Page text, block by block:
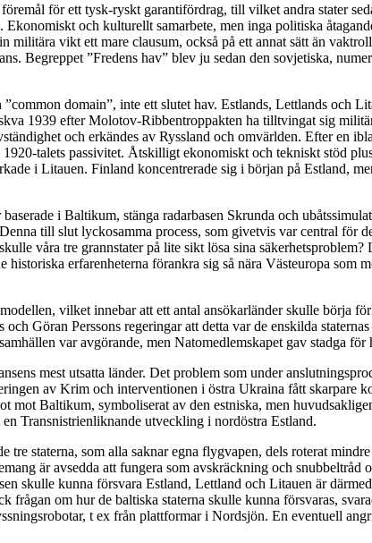
för ett tysk-ryskt garantifördrag, till vilket andra stater
och kulturellt samarbete, men inga politiska
vikt ett mare clausum, också på ett annat sätt än
Begreppet ”Fredens hav” blev ju sedan den sovjetiska,
domain”, inte ett slutet hav. Estlands, Lettlands och
1939 efter Molotov-Ribbentroppakten ha tilltvingat sig
och erkändes av Ryssland och omvärlden. Efter en
talets passivitet. Åtskilligt ekonomiskt och tekniskt stöd
i Litauen. Finland koncentrerade sig i början på Estland,
i Baltikum, stänga radarbasen Skrunda och
till slut lyckosamma process, som givetvis var central för
våra tre grannstater på lite sikt lösa sina
erfarenheterna förankra sig så nära Västeuropa som
vilket innebar att ett antal ansökarländer skulle börja
Göran Perssons regeringar att detta var de enskilda
var avgörande, men Natomedlemskapet gav stadga för
mest utsatta länder. Det problem som under
av Krim och interventionen i östra Ukraina fått skarpare
Baltikum, symboliserat av den estniska, men
Transnistrienliknande utveckling i nordöstra Estland.
staterna, som alla saknar egna flygvapen, dels roterat
är avsedda att fungera som avskräckning och
skulle kunna försvara Estland, Lettland och Litauen är
om hur de baltiska staterna skulle kunna försvaras,
t ex från plattformar i Nordsjön. En eventuell